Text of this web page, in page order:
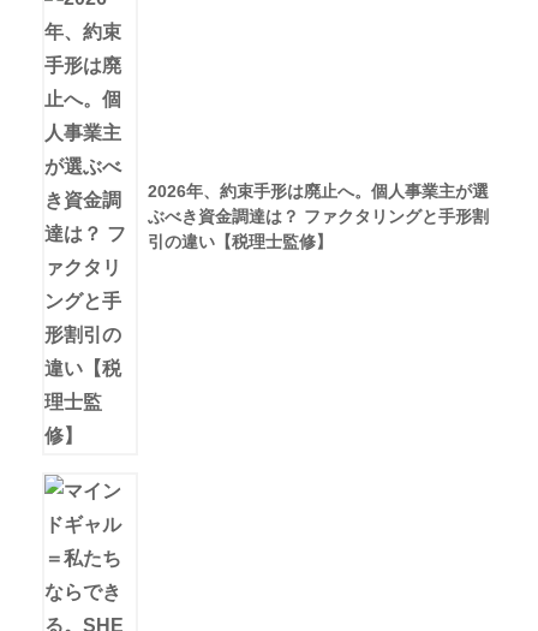
2026年、約束手形は廃止へ。個人事業主が選
ぶべき資金調達は？ ファクタリングと手形割
引の違い【税理士監修】